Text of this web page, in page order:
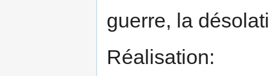
guerre, la
Réalisation: